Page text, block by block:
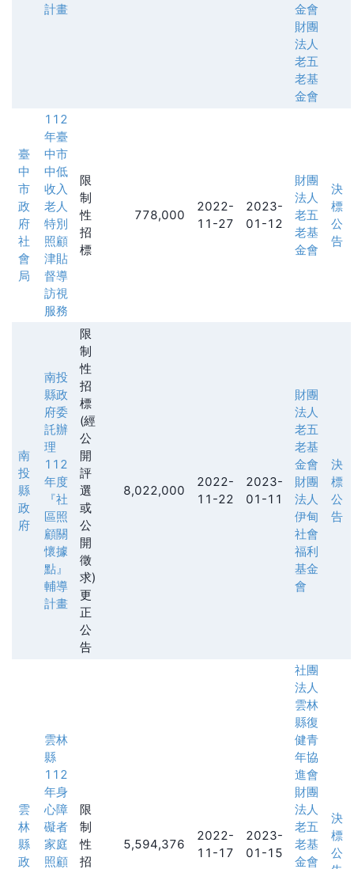
計畫
金會
財團
法人
老五
老基
金會
臺
中
市
政
府
社
會
局
112
年臺
中市
中低
收入
老人
特別
照顧
津貼
督導
訪視
服務
限
制
性
招
標
778,000
2022-
11-27
2023-
01-12
財團
法人
老五
老基
金會
決
標
公
告
南
投
縣
政
府
南投
縣政
府委
託辦
理
112
年度
『社
區照
顧關
懷據
點』
輔導
計畫
限
制
性
招
標
(經
公
開
評
選
或
公
開
徵
求)
更
正
公
告
8,022,000
2022-
11-22
2023-
01-11
財團
法人
老五
老基
金會
財團
法人
伊甸
社會
福利
基金
會
決
標
公
告
雲
林
縣
政
雲林
縣
112
年身
心障
礙者
家庭
照顧
限
制
性
招
5,594,376
2022-
11-17
2023-
01-15
社團
法人
雲林
縣復
健青
年協
進會
財團
法人
老五
老基
金會
決
標
公